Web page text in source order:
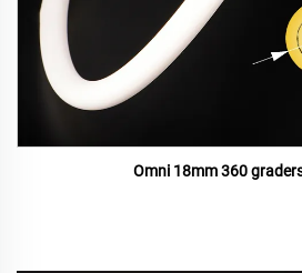
Omni 18mm 360